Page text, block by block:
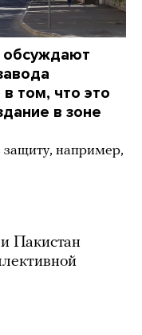
обсуждают
том, что это
в зоне
защиту, например,
Пакистан